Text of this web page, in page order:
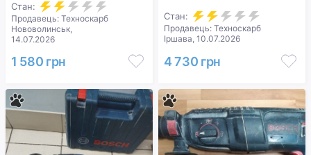
Стан:
Продавець: Техноскарб
Нововолинськ,
14.07.2026
1 580 грн
Стан:
Продавець: Техноскарб
Іршава, 10.07.2026
4 730 грн